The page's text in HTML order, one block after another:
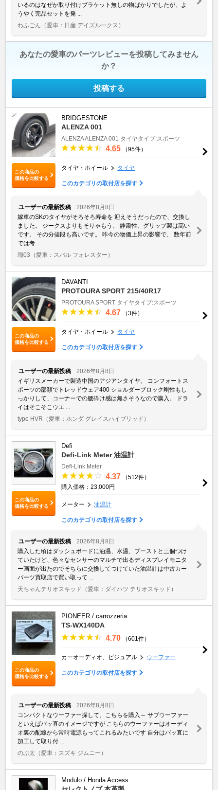
いるのはなぜか取り付けブラケット無しの物ばかりでしたが、よ
うやく完品セットを発 ...
わふごん （愛車：日産 デイズルークス）
あなたの愛車のパーツレビューを投稿してみません
か？
投稿する
この商品の
価格を比較する
BRIDGESTONE
ALENZA 001
ALENZAALENZA 001 タイヤタイプ:スポーツ
4.65 （95件）
タイヤ・ホイール タイヤ
このカテゴリの取付店を探す
ユーザーの最新投稿
2026年8月8日
嫁車のSKのタイヤがそろそろ寿命を 迎えそうだったので、交換し
ました。 ジークスよりもそりゃもう、 静粛性、グリップ製は高い
です。 その分値段も高いです。 昨今の物価上昇の影響で、 数年前
では考 ...
瑠03 （愛車：スバル フォレスター）
この商品の
価格を比較する
DAVANTI
PROTOURA SPORT 215/40R17
PROTOURA SPORT タイヤタイプ:スポーツ
4.67 （3件）
タイヤ・ホイール タイヤ
このカテゴリの取付店を探す
ユーザーの最新投稿
2026年8月8日
イギリスメーカーで製造中国のアジアンタイヤ。 コンフォートス
ポーツの部類でトレッドウェア400 ショルダーブロック剛性もし
っかりして、コーナーでの腰砕け感は無さそうなので購入。 ドラ
イはそこそこウエ ...
type HVR （愛車：ホンダ グレイスハイブリッド）
この商品の
価格を比較する
Defi
Defi-Link Meter 油温計
Defi-Link Meter
4.37
（512件）
購入価格：23,000円
メーター 油温計
このカテゴリの取付店を探す
ユーザーの最新投稿
2026年8月8日
購入した頃はダッシュボードに油温、水温、ブーストと三個つけ
ていたけど、色々なセンサーのマルチで出るディスプレイモニタ
ー画面が出たのでそちらに交換してつけていた油温計は中古カー
パーツ買取店で買い取って ...
天ちゃんテリオスキッド （愛車：ダイハツ テリオスキッド）
この商品の
価格を比較する
PIONEER / carrozzeria
TS-WX140DA
4.70 （601件）
カーオーディオ、ビジュアル ウーファー
このカテゴリの取付店を探す
ユーザーの最新投稿
2026年8月8日
コンパクトなウーファー探して、こちらを購入～ サブウーファー
といえばバッ直のイメージですが こちらのウーファーはオーディ
オ裏の配線から常時電源もってこれるみたいです 自分はバッ直に
加工して取り付 ...
のぶ太 （愛車：スズキ ジムニー）
Modulo / Honda Access